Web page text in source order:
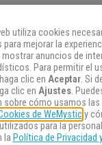
utiliza cookies
mejorar la
mostrar anuncios de
Para permitir el
clic en Aceptar. Si
clic en Ajustes.
sobre cómo usamos las
de WeMysticy
para la
la Política de Privacidad